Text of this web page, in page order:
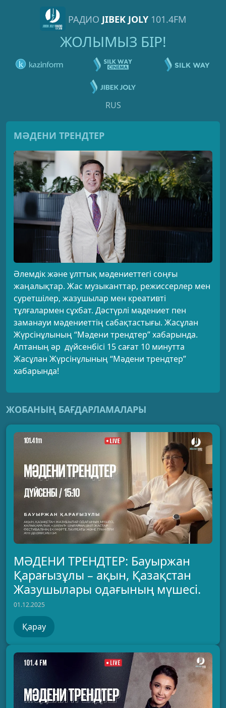
РАДИО JIBEK JOLY 101.4FM
ЖОЛЫМЫЗ БІР!
RUS
МӘДЕНИ ТРЕНДТЕР
Әлемдік және ұлттық мәдениеттегі соңғы
жаңалықтар. Жас музыканттар, режиссерлер мен
суретшілер, жазушылар мен креативті
тұлғалармен сұхбат. Дәстүрлі мәдениет пен
заманауи мәдениеттің сабақтастығы. Жасұлан
Жүрсінұлының “Мәдени трендтер” хабарында.
Аптаның әр дүйсенбісі 15 сағат 10 минутта
Жасұлан Жүрсінұлының “Мәдени трендтер”
хабарында!
ЖОБАНЫҢ БАҒДАРЛАМАЛАРЫ
МӘДЕНИ ТРЕНДТЕР: Бауыржан
Қарағызұлы – ақын, Қазақстан
Жазушылары одағының мүшесі.
01.12.2025
Қарау